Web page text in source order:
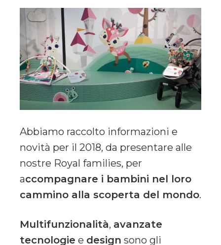
Abbiamo raccolto informazioni e
novità per il 2018, da presentare alle
nostre Royal families, per
accompagnare i bambini nel loro
cammino alla scoperta del mondo.
Multifunzionalità, avanzate
tecnologie e design sono gli